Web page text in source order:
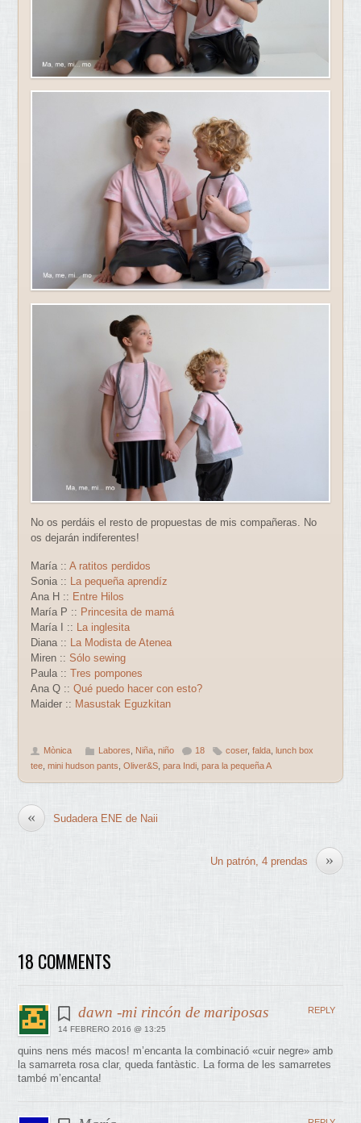
No os perdáis el resto de propuestas de mis compañeras. No
os dejarán indiferentes!
María ::A ratitos perdidos
Sonia :: La pequeña aprendíz
Ana H :: Entre Hilos
María P :: Princesita de mamá
María I :: La inglesita
Diana :: La Modista de Atenea
Miren ::Sólo sewing
Paula ::Tres pompones
Ana Q ::Qué puedo hacer con esto?
Maider :: Masustak Eguzkitan
Mònica Labores Niña ,niño 18 coser,falda ,lunch box
tee ,mini hudson pants ,Oliver&S ,para Indi ,para la pequeña A
« Sudadera ENE de Naii
»
Un patrón, 4 prendas
18 COMMENTS
dawn -mi rincón de mariposas
14 FEBRERO 2016 @ 13:25
quins nens més macos! m’encanta la combinació «cuir negre» amb
la samarreta rosa clar, queda fantàstic. La forma de les samarretes
també m’encanta!
REPLY